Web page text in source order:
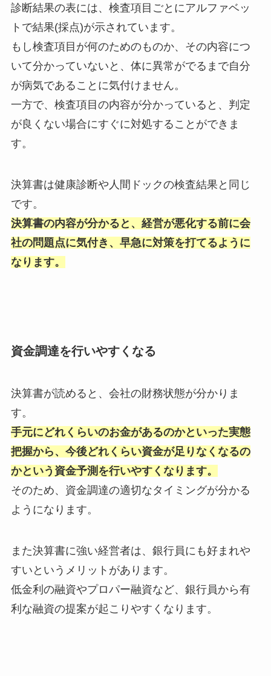
診断結果の表には、検査項目ごとにアルファベッ
トで結果(採点)が示されています。
もし検査項目が何のためのものか、その内容につ
いて分かっていないと、体に異常がでるまで自分
が病気であることに気付けません。
一方で、検査項目の内容が分かっていると、判定
が良くない場合にすぐに対処することができま
す。
決算書は健康診断や人間ドックの検査結果と同じ
です。
決算書の内容が分かると、経営が悪化する前に会
社の問題点に気付き、早急に対策を打てるように
なります。
資金調達を行いやすくなる
決算書が読めると、会社の財務状態が分かりま
す。
手元にどれくらいのお金があるのかといった実態
把握から、今後どれくらい資金が足りなくなるの
かという資金予測を行いやすくなります。
そのため、資金調達の適切なタイミングが分かる
ようになります。
また決算書に強い経営者は、銀行員にも好まれや
すいというメリットがあります。
低金利の融資やプロパー融資など、銀行員から有
利な融資の提案が起こりやすくなります。